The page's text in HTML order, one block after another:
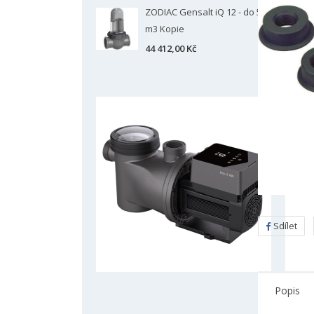
ZODIAC Gensalt iQ 12 - do 50
m3 Kopie
44 412,00 Kč
Sdílet
Popis